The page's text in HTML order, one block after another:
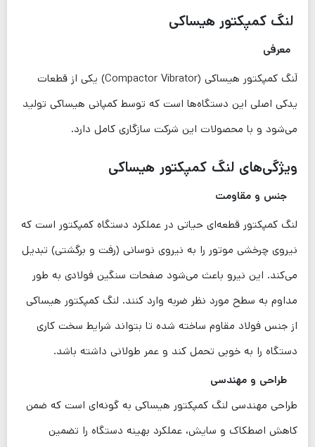
لنگ کمپکتور هیساکی
معرفی
لَنگ کمپکتور هیساکی (Compactor Vibrator) یکی از قطعات
یدکی اصلی این دستگاه‌ها است که توسط کمپانی هیساکی تولید
می‌شود و با محصولات این شرکت سازگاری کامل دارد.
ویژگی‌های لنگ کمپکتور هیساکی
جنس و مقاومت
لنگ کمپکتور قطعه‌ای حیاتی در عملکرد دستگاه کمپکتور است که
نیروی چرخشی موتور را به نیروی نوسانی (رفت و برگشتی) تبدیل
می‌کند. این نیرو باعث می‌شود صفحات سنگین فولادی به طور
مداوم به سطح مورد نظر ضربه وارد کنند. لنگ کمپکتور هیساکی
از جنس فولاد مقاوم ساخته شده تا بتواند شرایط سخت کاری
دستگاه را به خوبی تحمل کند و عمر طولانی داشته باشد.
طراحی و مهندسی
طراحی مهندسی لنگ کمپکتور هیساکی به گونه‌ای است که ضمن
کاهش اصطکاک و سایش، عملکرد بهینه دستگاه را تضمین